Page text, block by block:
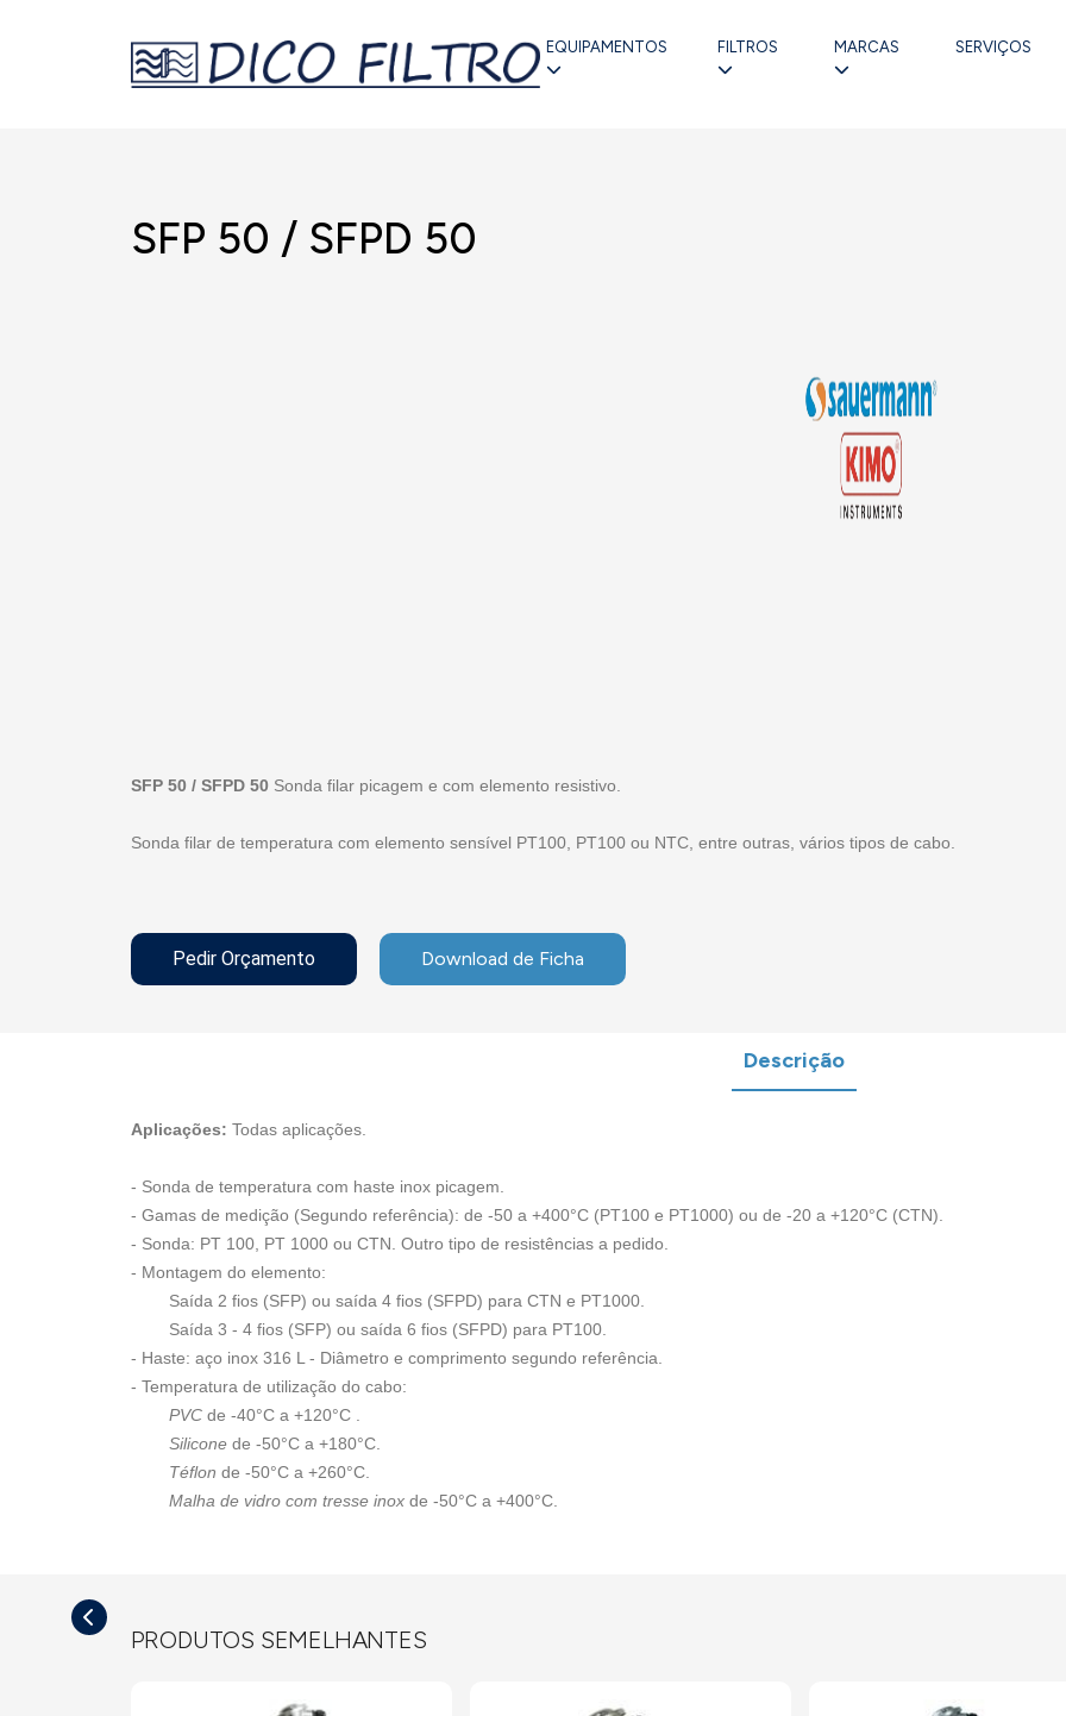
EQUIPAMENTOS FILTROS MARCAS SERVIÇOS
SFP 50 / SFPD 50
SFP 50 / SFPD 50Sonda filar picagem e com elemento resistivo.
Sonda filar de temperatura com elemento sensível PT100, PT100 ou NTC, entre outras, vários tipos de cabo.
Pedir Orçamento Download de Ficha
Descrição
Aplicações: Todas aplicações.
- Sonda de temperatura com haste inox picagem.
- Gamas de medição (Segundo referência): de -50 a +400°C (PT100 e PT1000) ou de -20 a +120°C (CTN).
- Sonda: PT 100, PT 1000 ou CTN. Outro tipo de resistências a pedido.
- Montagem do elemento:
Saída 2 fios (SFP) ou saída 4 fios (SFPD) para CTN e PT1000.
Saída 3 - 4 fios (SFP) ou saída 6 fios (SFPD) para PT100.
- Haste: aço inox 316 L - Diâmetro e comprimento segundo referência.
- Temperatura de utilização do cabo:
PVCde -40°C a +120°C .
Siliconede -50°C a +180°C.
Téflon de -50°C a +260°C.
Malha de vidro com tresse inoxde -50°C a +400°C.
PRODUTOS SEMELHANTES